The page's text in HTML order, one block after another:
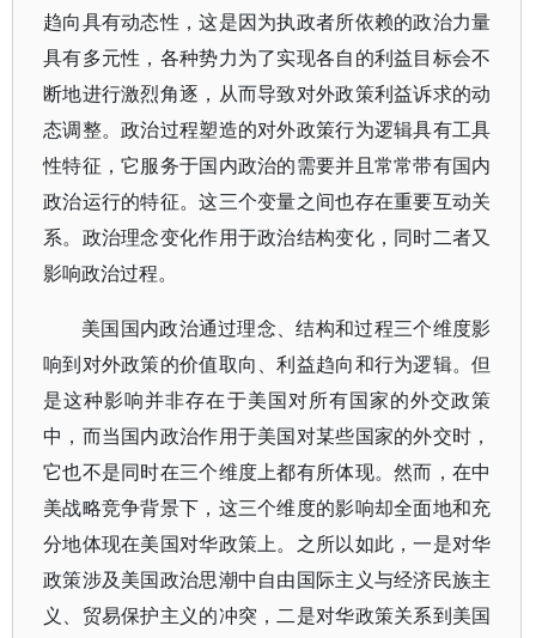
趋向具有动态性，这是因为执政者所依赖的政治力量
具有多元性，各种势力为了实现各自的利益目标会不
断地进行激烈角逐，从而导致对外政策利益诉求的动
态调整。政治过程塑造的对外政策行为逻辑具有工具
性特征，它服务于国内政治的需要并且常常带有国内
政治运行的特征。这三个变量之间也存在重要互动关
系。政治理念变化作用于政治结构变化，同时二者又
影响政治过程。
美国国内政治通过理念、结构和过程三个维度影
响到对外政策的价值取向、利益趋向和行为逻辑。但
是这种影响并非存在于美国对所有国家的外交政策
中，而当国内政治作用于美国对某些国家的外交时，
它也不是同时在三个维度上都有所体现。然而，在中
美战略竞争背景下，这三个维度的影响却全面地和充
分地体现在美国对华政策上。之所以如此，一是对华
政策涉及美国政治思潮中自由国际主义与经济民族主
义、贸易保护主义的冲突，二是对华政策关系到美国